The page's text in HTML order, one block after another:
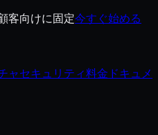
客向けに固定今すぐ始める
ャセキュリティ料金 ドキュメ